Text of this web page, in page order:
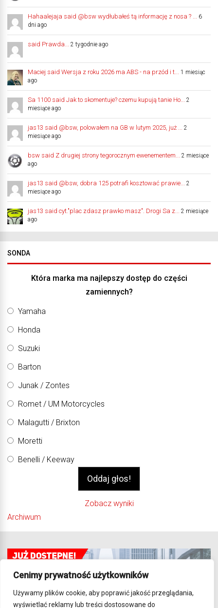
Cenimy prywatność użytkowników
Używamy plików cookie, aby poprawić jakość przeglądania,
wyświetlać reklamy lub treści dostosowane do
Hahaalejaja said @bsw wydłubałeś tą informację z nosa ? ...
6
dni ago
said Prawda... 2 tygodnie ago
Maciej said Wersja z roku 2026 ma ABS - na przód i t...
1 miesiąc
ago
Sa 1100 said Jak to skomentuje? czemu kupują tanie Ho...
2
miesiące ago
jas13 said @bsw, polowałem na GB w lutym 2025, już ...
2
miesiące ago
bsw said Z drugiej strony tegorocznym ewenementem...
2 miesiące
ago
jas13 said @bsw, dobra 125 potrafi kosztować prawie...
2
miesiące ago
jas13 said cyt."plac zdasz prawko masz". Drogi Sa z...
2 miesiące
ago
SONDA
Która marka ma najlepszy dostęp do części
zamiennych?
Yamaha
Honda
Suzuki
Barton
Junak / Zontes
Romet / UM Motorcycles
Malagutti / Brixton
Moretti
Benelli / Keeway
Zobacz wyniki
Archiwum